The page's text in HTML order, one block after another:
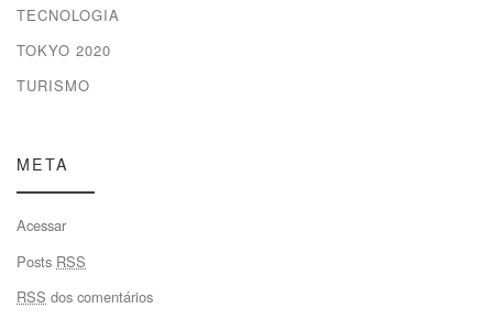
TECNOLOGIA
TOKYO 2020
TURISMO
META
Acessar
Posts RSS
RSS dos comentários